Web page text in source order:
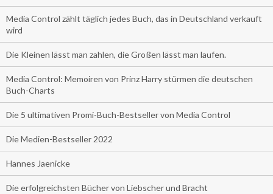
Media Control zählt täglich jedes Buch, das in Deutschland verkauft
wird
Die Kleinen lässt man zahlen, die Großen lässt man laufen.
Media Control: Memoiren von Prinz Harry stürmen die deutschen
Buch-Charts
Die 5 ultimativen Promi-Buch-Bestseller von Media Control
Die Medien-Bestseller 2022
Hannes Jaenicke
Die erfolgreichsten Bücher von Liebscher und Bracht